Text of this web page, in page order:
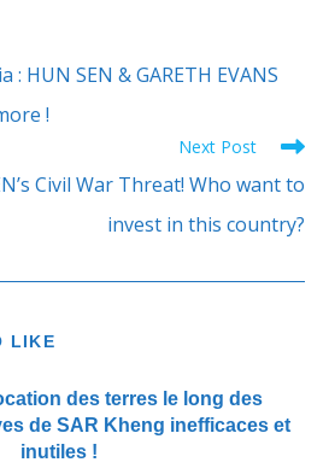
HUN SEN & GARETH EVANS
!
Next Post
Civil War Threat! Who want to
invest in this country?
LIKE
des terres le long des
de SAR Kheng inefficaces et
inutiles !